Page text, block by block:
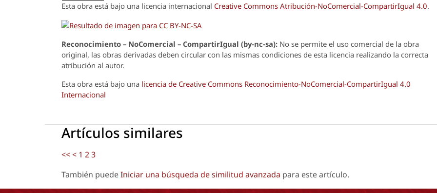
Esta obra está bajo una licencia internacional Creative Commons Atribución-NoComercial-CompartirIgual 4.0.
Reconocimiento – NoComercial – CompartirIgual (by-nc-sa): No se permite el uso comercial de la obra
original, las obras derivadas deben circular con las mismas condiciones de esta licencia realizando la correcta
atribución al autor.
Esta obra está bajo una licencia de Creative Commons Reconocimiento-NoComercial-CompartirIgual 4.0
Internacional
Artículos similares
<<< 1 23
También puedeIniciar una búsqueda de similitud avanzada para este artículo.